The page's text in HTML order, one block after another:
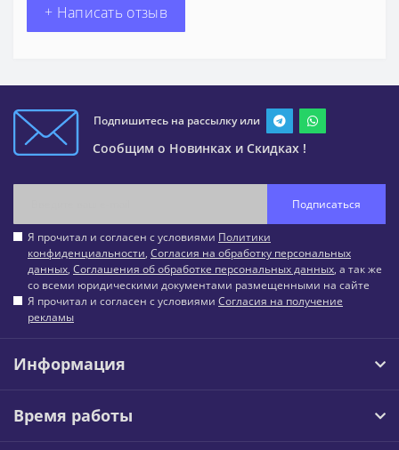
+ Написать отзыв
Подпишитесь на рассылку или
Сообщим о Новинках и Скидках !
Подписаться
Я прочитал и согласен с условиями Политики
конфиденциальности, Согласия на обработку персональных
данных, Соглашения об обработке персональных данных, а так же
со всеми юридическими документами размещенными на сайте
Я прочитал и согласен с условиями Согласия на получение
рекламы
Информация
Время работы